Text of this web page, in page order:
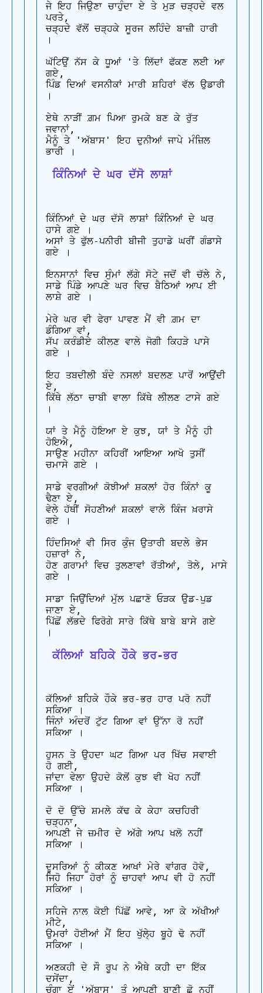
ਜੇ ਇਹ ਜਿਉਣਾ ਚਾਹੁੰਦਾ ਏ ਤੇ ਮੁੜ ਚੜ੍ਹਦੇ ਵਲ
ਪਰਤੇ,
ਚੜ੍ਹਦੇ ਵੱਲੋਂ ਚੜ੍ਹਕੇ ਸੂਰਜ ਲਹਿੰਦੇ ਬਾਜ਼ੀ ਹਾਰੀ
।
ਘੱਟਿਉਂ ਨੱਸ ਕੇ ਧੂਆਂ 'ਤੇ ਲਿੱਦਾਂ ਫੱਕਣ ਲਈ ਆ
ਗਏ,
ਪਿੰਡ ਦਿਆਂ ਵਸਨੀਕਾਂ ਮਾਰੀ ਸ਼ਹਿਰਾਂ ਵੱਲ ਉਡਾਰੀ
।
ਏਥੇ ਨਾੜੀਂ ਗ਼ਮ ਪਿਆ ਰੁਮਕੇ ਬਣ ਕੇ ਰੁੱਤ
ਜਵਾਨਾਂ,
ਮੈਨੂੰ ਤੇ 'ਅੱਬਾਸ' ਇਹ ਦੁਨੀਆਂ ਜਾਪੇ ਮੰਜ਼ਿਲ
ਕਿੰਨਿਆਂ ਦੇ ਘਰ ਦੱਸੋ ਲਾਸ਼ਾਂ
ਕਿੰਨਿਆਂ ਦੇ ਘਰ ਦੱਸੋ ਲਾਸ਼ਾਂ ਕਿੰਨਿਆਂ ਦੇ ਘਰ
ਹਾਸੇ ਗਏ ।
ਅਸਾਂ ਤੇ ਫੁੱਲ-ਪਨੀਰੀ ਬੀਜੀ ਤੁਹਾਡੇ ਘਰੀਂ ਗੰਡਾਸੇ
ਗਏ ।
ਇਨਸਾਨਾਂ ਵਿਚ ਸੁੰਮਾਂ ਲੱਗੇ ਸੋਟੇ ਜਦੋਂ ਵੀ ਚੱਲੇ ਨੇ,
ਸਾਡੇ ਪਿੰਡੇ ਆਪਣੇ ਘਰ ਵਿਚ ਬੈਠਿਆਂ ਆਪ ਈ
ਲਾਸ਼ੇ ਗਏ ।
ਮੇਰੇ ਘਰ ਵੀ ਫੇਰਾ ਪਾਵਣ ਮੈਂ ਵੀ ਗ਼ਮ ਦਾ
ਡੰਗਿਆ ਵਾਂ,
ਸੱਪ ਕਰੰਡੀਏ ਕੀਲਣ ਵਾਲੇ ਜੋਗੀ ਕਿਹੜੇ ਪਾਸੇ
ਗਏ ।
ਇਹ ਤਬਦੀਲੀ ਬੰਦੇ ਨਸਲਾਂ ਬਦਲਣ ਪਾਰੋਂ ਆਉਂਦੀ
ਏ,
ਕਿੱਥੇ ਲੱਠਾ ਚਾਬੀ ਵਾਲਾ ਕਿੱਥੇ ਲੀਲਣ ਟਾਸੇ ਗਏ
।
ਯਾਂ ਤੇ ਮੈਨੂੰ ਹੋਇਆ ਏ ਕੁਝ, ਯਾਂ ਤੇ ਮੈਨੂੰ ਹੀ
ਹੋਇਐ,
ਸਾਉਣ ਮਹੀਨਾ ਕਹਿਰੀਂ ਆਇਆ ਆਖੋ ਤੁਸੀਂ
ਚਮਾਸੇ ਗਏ ।
ਸਾਡੇ ਵਰਗੀਆਂ ਕੋਝੀਆਂ ਸ਼ਕਲਾਂ ਹੋਰ ਕਿੰਨਾਂ ਕੂ
ਢੈਣਾ ਏ,
ਵੇਲੇ ਹੱਥੀਂ ਸੋਹਣੀਆਂ ਸ਼ਕਲਾਂ ਵਾਲੇ ਕਿੰਜ ਖ਼ਰਾਸੇ
ਗਏ ।
ਹਿੰਦਸਿਆਂ ਵੀ ਸਿਰ ਕੁੰਜ ਉਤਾਰੀ ਬਦਲੇ ਭੇਸ
ਹਜ਼ਾਰਾਂ ਨੇ,
ਹੋਣ ਗਰਾਮਾਂ ਵਿਚ ਤੁਲਣਾਵਾਂ ਰੱਤੀਆਂ, ਤੋਲੇ, ਮਾਸੇ
ਗਏ ।
ਸਾਡਾ ਜਿਉਂਦਿਆਂ ਮੁੱਲ ਪਛਾਣੋ ਓੜਕ ਉਡ-ਪੁਡ
ਜਾਣਾ ਏ,
ਪਿੱਛੋਂ ਲੱਭਦੇ ਫਿਰੋਗੇ ਸਾਰੇ ਕਿੱਥੇ ਬਾਬੇ ਬਾਸੇ ਗਏ
ਕੱਲਿਆਂ ਬਹਿਕੇ ਹੌਕੇ ਭਰ-ਭਰ
ਕੱਲਿਆਂ ਬਹਿਕੇ ਹੌਕੇ ਭਰ-ਭਰ ਹਾਰ ਪਰੋ ਨਹੀਂ
ਸਕਿਆ ।
ਜਿੰਨਾਂ ਅੰਦਰੋਂ ਟੁੱਟ ਗਿਆ ਵਾਂ ਉੱਨਾ ਰੋ ਨਹੀਂ
ਸਕਿਆ ।
ਹੁਸਨ ਤੇ ਉਹਦਾ ਘਟ ਗਿਆ ਪਰ ਖਿੱਚ ਸਵਾਈ
ਹੋ ਗਈ,
ਜਾਂਦਾ ਵੇਲਾ ਉਹਦੇ ਕੋਲੋਂ ਕੁਝ ਵੀ ਖੋਹ ਨਹੀਂ
ਸਕਿਆ ।
ਦੋ ਦੋ ਉੱਚੇ ਸ਼ਮਲੇ ਕੱਢ ਕੇ ਕੇਹਾ ਕਚਹਿਰੀ
ਚੜ੍ਹਨਾ,
ਆਪਣੀ ਜੇ ਜ਼ਮੀਰ ਦੇ ਅੱਗੇ ਆਪ ਖਲੋ ਨਹੀਂ
ਸਕਿਆ ।
ਦੂਸਰਿਆਂ ਨੂੰ ਕੀਕਣ ਆਖਾਂ ਮੇਰੇ ਵਾਂਗਰ ਹੋਵੋ,
ਜਿਹੋ ਜਿਹਾ ਹੋਰਾਂ ਨੂੰ ਚਾਹਵਾਂ ਆਪ ਵੀ ਹੋ ਨਹੀਂ
ਸਕਿਆ ।
ਸਹਿਜੇ ਨਾਲ ਕੋਈ ਪਿੱਛੋਂ ਆਵੇ, ਆ ਕੇ ਅੱਖੀਆਂ
ਮੀਟੇ,
ਉਮਰਾਂ ਹੋਈਆਂ ਮੈਂ ਇਹ ਖੁੱਲੇ੍ਹ ਬੂਹੇ ਢੋ ਨਹੀਂ
ਸਕਿਆ ।
ਅਣਕਹੀ ਦੇ ਸੌ ਰੂਪ ਨੇ ਐਥੇ ਕਹੀ ਦਾ ਇੱਕ
ਦਸੇਂਦਾ,
ਚੰਗਾ ਏਂ 'ਅੱਬਾਸ' ਤੂੰ ਆਪਣੀ ਬਾਣੀ ਛੋ ਨਹੀਂ